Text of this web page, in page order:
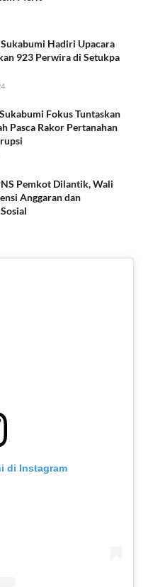
Hadiri Upacara
923 Perwira di Setukpa
Fokus Tuntaskan
Pasca Rakor Pertanahan
Pemkot Dilantik, Wali
Anggaran dan
di Instagram